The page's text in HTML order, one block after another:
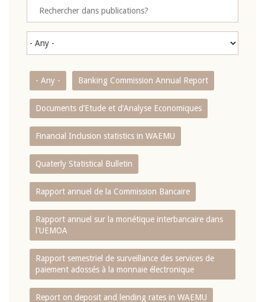
- Any - Banking Commission Annual Report
Documents d’Etude et d’Analyse Economiques
Financial Inclusion statistics in WAEMU
Quaterly Statistical Bulletin
Rapport annuel de la Commission Bancaire
Rapport annuel sur la monétique interbancaire dans
l'UEMOA
Rapport semestriel de surveillance des services de
paiement adossés à la monnaie électronique
Report on deposit and lending rates in WAEMU